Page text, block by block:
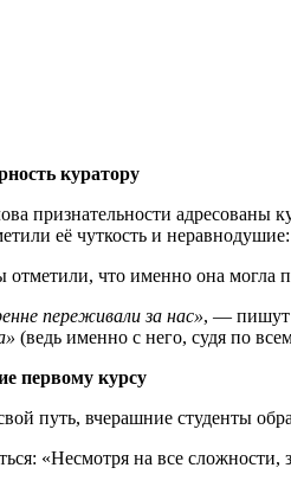
куратору
признательности адресованы
её чуткость и неравнодушие:
отметили, что именно она
переживали за нас», — пишут
(ведь именно с него, судя по
первому курсу
путь, вчерашние студенты
«Несмотря на все